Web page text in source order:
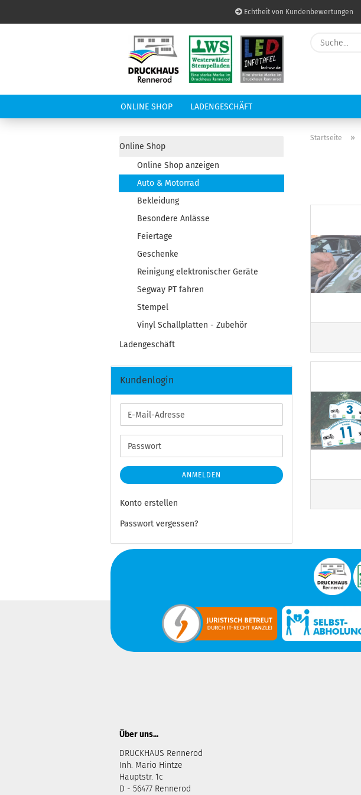
Echtheit von Kundenbewertungen
ONLINE SHOP LADENGESCHÄFT
Startseite »
Online Shop
Online Shop anzeigen
Auto & Motorrad
Bekleidung
Besondere Anlässe
Feiertage
Geschenke
Reinigung elektronischer Geräte
Segway PT fahren
Stempel
Vinyl Schallplatten - Zubehör
Ladengeschäft
Kundenlogin
E-
Mail-
Adresse
Passwort
ANMELDEN
Konto erstellen
Passwort vergessen?
Über uns...
DRUCKHAUS Rennerod
Inh. Mario Hintze
Hauptstr. 1c
D - 56477 Rennerod